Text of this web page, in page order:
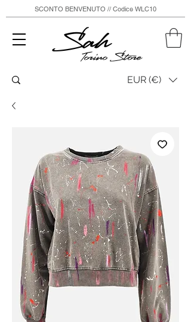
Sah
Torino Store
SCONTO BENVENUTO // Codice WLC10
EUR (€)